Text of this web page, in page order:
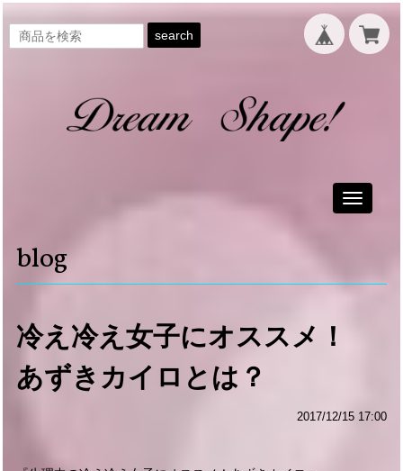
search
Toggle
blog
冷え冷え女子にオススメ！
あずきカイロとは？
2017/12/15 17:00